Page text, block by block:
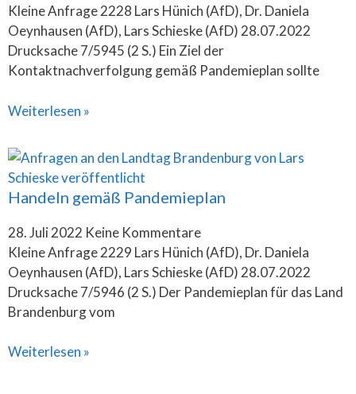
Kleine Anfrage 2228 Lars Hünich (AfD), Dr. Daniela
Oeynhausen (AfD), Lars Schieske (AfD) 28.07.2022
Drucksache 7/5945 (2 S.) Ein Ziel der
Kontaktnachverfolgung gemäß Pandemieplan sollte
Weiterlesen »
Handeln gemäß Pandemieplan
28. Juli 2022 Keine Kommentare
Kleine Anfrage 2229 Lars Hünich (AfD), Dr. Daniela
Oeynhausen (AfD), Lars Schieske (AfD) 28.07.2022
Drucksache 7/5946 (2 S.) Der Pandemieplan für das Land
Brandenburg vom
Weiterlesen »